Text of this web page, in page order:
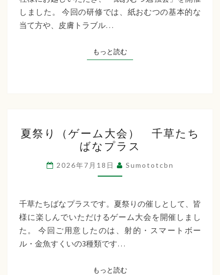
た
な
しました。 今回の研修では、紙おむつの基本的な
当て方や、皮膚トラブル…
もっと読むもっと読む
祭
り
（ゲ
ー
大
会）
千
草
ち
夏祭り（ゲーム大会） 千草たち
ばなプラス
2026年7月18日 Sumototcbn
千草たちばなプラスです。夏祭りの催しとして、皆
様に楽しんでいただけるゲーム大会を開催しまし
た。 今回ご用意したのは、射的・スマートボー
ル・金魚すくいの3種類です…
もっと読むもっと読む